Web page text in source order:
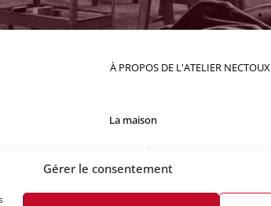
Gérer le consentement
À PROPOS DE L'ATELIER NECTOUX
La maison
Comptoirs